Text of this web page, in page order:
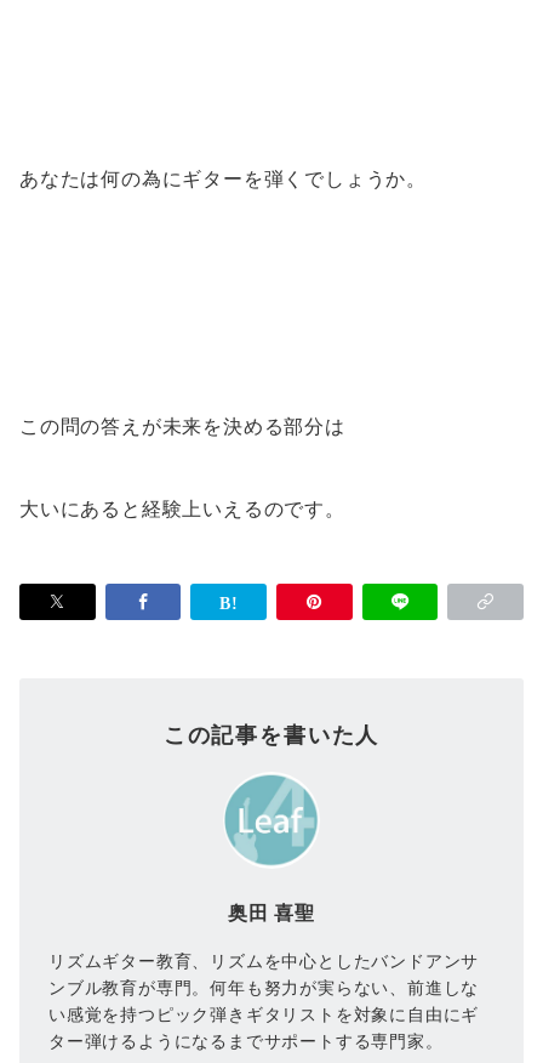
あなたは何の為にギターを弾くでしょうか。
この問の答えが未来を決める部分は
大いにあると経験上いえるのです。
この記事を書いた人
奥田 喜聖
リズムギター教育、リズムを中心としたバンドアンサ
ンブル教育が専門。何年も努力が実らない、前進しな
い感覚を持つピック弾きギタリストを対象に自由にギ
ター弾けるようになるまでサポートする専門家。